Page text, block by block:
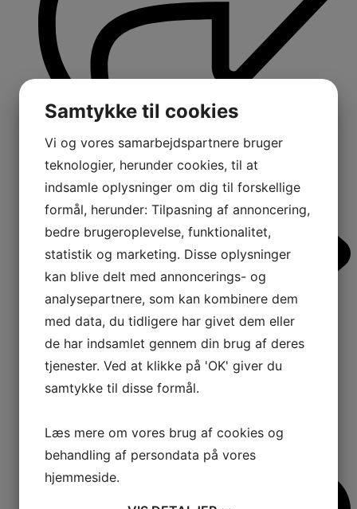
Comments:
Samtykke til cookies
Vi og vores samarbejdspartnere bruger
teknologier, herunder cookies, til at
indsamle oplysninger om dig til forskellige
formål, herunder: Tilpasning af annoncering,
bedre brugeroplevelse, funktionalitet,
statistik og marketing. Disse oplysninger
kan blive delt med annoncerings- og
analysepartnere, som kan kombinere dem
med data, du tidligere har givet dem eller
de har indsamlet gennem din brug af deres
tjenester. Ved at klikke på 'OK' giver du
samtykke til disse formål.
Læs mere om vores brug af cookies og
behandling af persondata på vores
hjemmeside.